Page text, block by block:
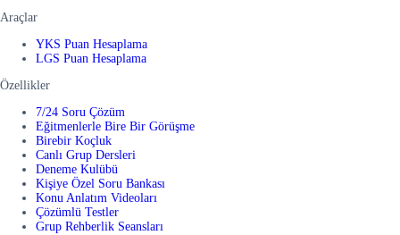
Araçlar
YKS Puan Hesaplama
LGS Puan Hesaplama
Özellikler
7/24 Soru Çözüm
Eğitmenlerle Bire Bir Görüşme
Birebir Koçluk
Canlı Grup Dersleri
Deneme Kulübü
Kişiye Özel Soru Bankası
Konu Anlatım Videoları
Çözümlü Testler
Grup Rehberlik Seansları